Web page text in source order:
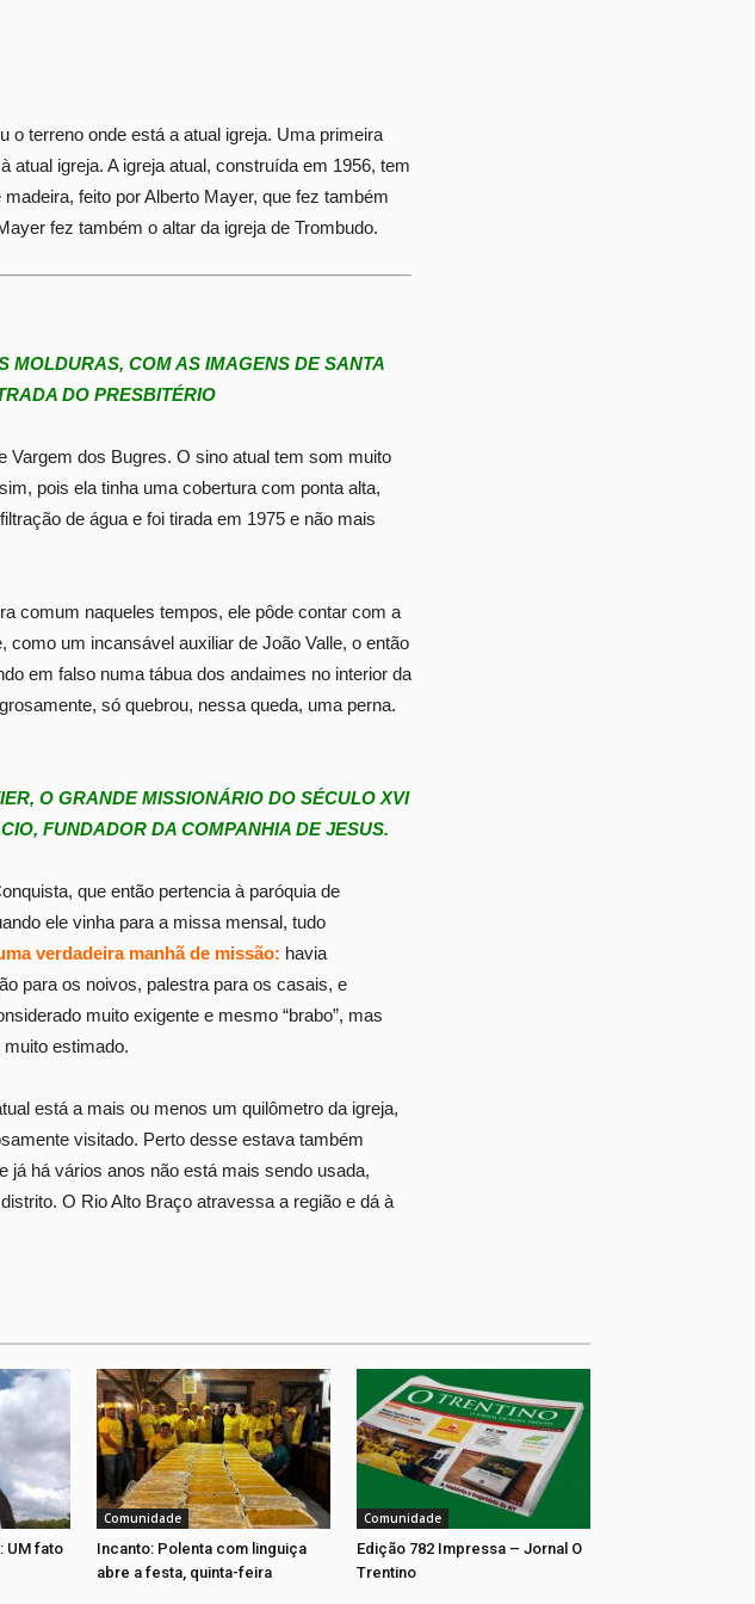
o terreno onde está a atual igreja. Uma primeira
igreja. A igreja atual, construída em 1956, tem
feito por Alberto Mayer, que fez também
fez também o altar da igreja de Trombudo.
MOLDURAS, COM AS IMAGENS DE SANTA
DO PRESBITÉRIO
Vargem dos Bugres. O sino atual tem som muito
pois ela tinha uma cobertura com ponta alta,
de água e foi tirada em 1975 e não mais
comum naqueles tempos, ele pôde contar com a
um incansável auxiliar de João Valle, o então
em falso numa tábua dos andaimes no interior da
só quebrou, nessa queda, uma perna.
O GRANDE MISSIONÁRIO DO SÉCULO XVI
FUNDADOR DA COMPANHIA DE JESUS.
que então pertencia à paróquia de
ele vinha para a missa mensal, tudo
verdadeira manhã de missão: havia
para os noivos, palestra para os casais, e
muito exigente e mesmo “brabo”, mas
estimado.
está a mais ou menos um quilômetro da igreja,
visitado. Perto desse estava também
já há vários anos não está mais sendo usada,
O Rio Alto Braço atravessa a região e dá à
UM fato
Comunidade
Incanto: Polenta com linguiça
abre a festa, quinta-feira
Comunidade
Edição 782 Impressa – Jornal O
Trentino